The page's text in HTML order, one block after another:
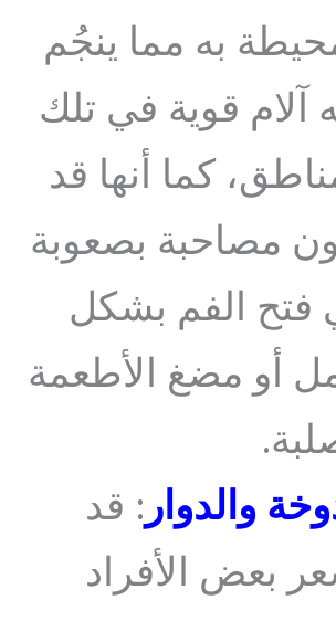
به مما ينجُم
آلام قوية في تلك
كما أنها قد
مصاحبة بصعوبة
فتح الفم بشكل
أو مضغ الأطعمة
والدوار : قد
بعض الأفراد